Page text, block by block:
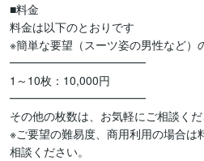
■料金
料金は以下のとおりです
※簡単な要望（スーツ姿の男性など）
━━━━━━━━━━━━
1～10枚：10,000円
━━━━━━━━━━━━
その他の枚数は、お気軽にご相談くだ
※ご要望の難易度、商用利用の場合は
相談ください。